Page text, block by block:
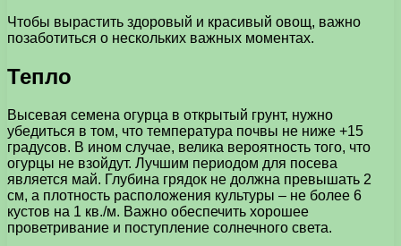
Чтобы вырастить здоровый и красивый овощ, важно
позаботиться о нескольких важных моментах.
Тепло
Высевая семена огурца в открытый грунт, нужно
убедиться в том, что температура почвы не ниже +15
градусов. В ином случае, велика вероятность того, что
огурцы не взойдут. Лучшим периодом для посева
является май. Глубина грядок не должна превышать 2
см, а плотность расположения культуры – не более 6
кустов на 1 кв./м. Важно обеспечить хорошее
проветривание и поступление солнечного света.